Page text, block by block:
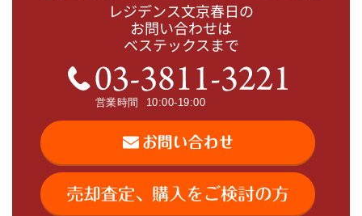
レジデンス文京春日の
お問い合わせは
ベステックスまで